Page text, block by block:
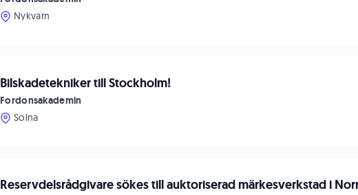
Nykvarn
Bilskadetekniker till Stockholm!
Fordonsakademin
Solna
Reservdelsrådgivare sökes till auktoriserad märkesverkstad i